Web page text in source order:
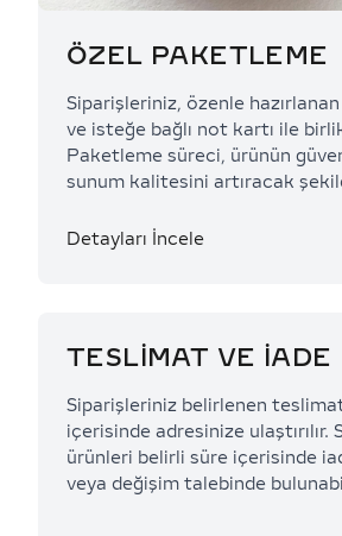
ÖZEL PAKETLEME
Siparişleriniz, özenle
ve isteğe bağlı not kartı ile
Paketleme süreci, ürünün
sunum kalitesini artıracak
Detayları İncele
TESLİMAT VE İADE
Siparişleriniz belirlenen
içerisinde adresinize ulaştırılır.
ürünleri belirli süre içerisinde
veya değişim talebinde